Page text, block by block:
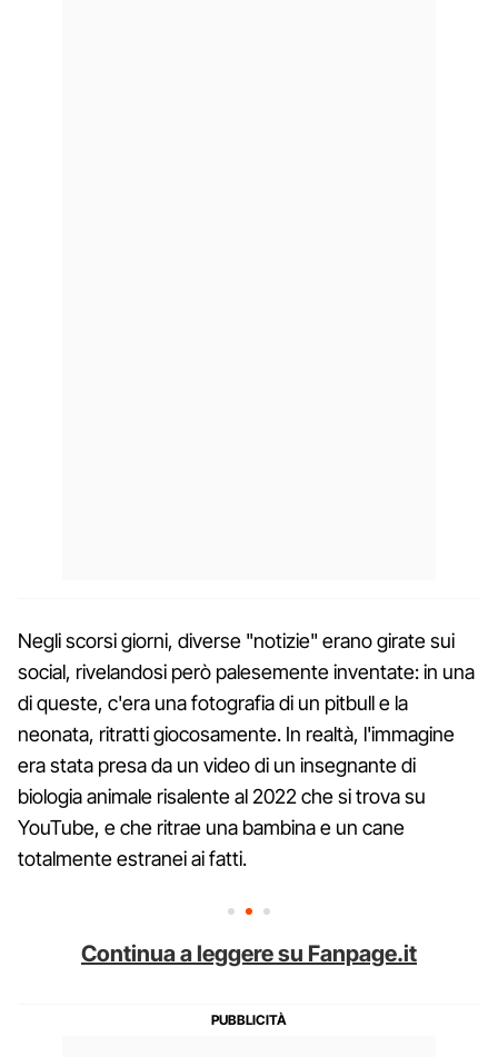
Negli scorsi giorni, diverse "notizie" erano girate sui
social, rivelandosi però palesemente inventate: in una
di queste, c'era una fotografia di un pitbull e la
neonata, ritratti giocosamente. In realtà, l'immagine
era stata presa da un video di un insegnante di
biologia animale risalente al 2022 che si trova su
YouTube, e che ritrae una bambina e un cane
totalmente estranei ai fatti.
Continua a leggere su Fanpage.it